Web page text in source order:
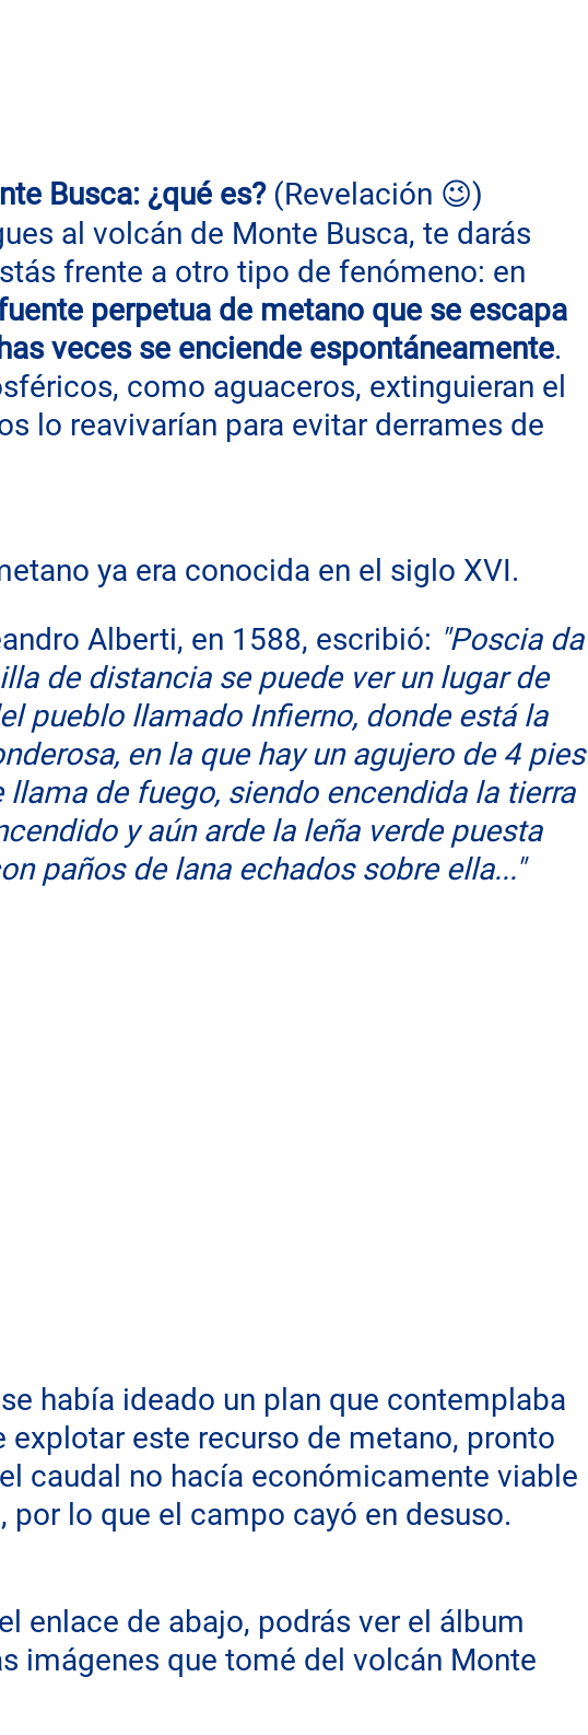
Busca: ¿qué es? (Revelación 😉)
al volcán de Monte Busca, te darás
frente a otro tipo de fenómeno: en
perpetua de metano que se escapa
veces se enciende espontáneamente.
como aguaceros, extinguieran el
lo reavivarían para evitar derrames de
ya era conocida en el siglo XVI.
Alberti, en 1588, escribió: "Poscia da
de distancia se puede ver un lugar de
pueblo llamado Infierno, donde está la
en la que hay un agujero de 4 pies
llama de fuego, siendo encendida la tierra
y aún arde la leña verde puesta
paños de lana echados sobre ella..."
había ideado un plan que contemplaba
explotar este recurso de metano, pronto
caudal no hacía económicamente viable
por lo que el campo cayó en desuso.
enlace de abajo, podrás ver el álbum
imágenes que tomé del volcán Monte